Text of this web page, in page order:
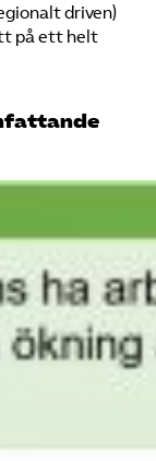
driven)
på ett helt